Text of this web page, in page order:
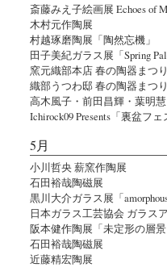
斎藤みえ子絵画展 Echoes of
木村元作陶展
村越琢磨陶展「陶然忘機」
田子美紀ガラス展「Spring
窯元織部本店 春の陶器まつり
織部うつわ邸 春の陶器まつり
高木風子・前田昌輝・葉明
Ichirock09 Presents「裏盆フェ
5月
小川哲央 薪窯作陶展
石田裕哉陶磁展
黒川大介ガラス展「amorphous
日本ガラス工芸協会 ガラス
阪本健作陶展「未定形の層景
石田裕哉陶磁展
近藤精宏陶展